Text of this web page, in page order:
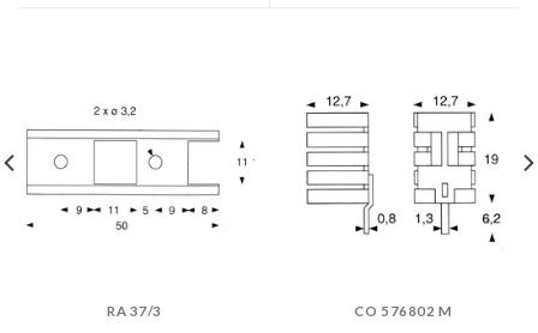
RA 37/3 CO 576802 M